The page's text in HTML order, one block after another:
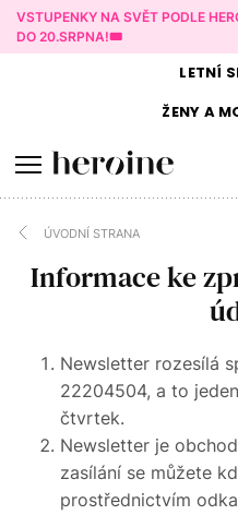
VSTUPENKY NA SVĚT PODLE
DO 20.SRPNA!🎟️
LETNÍ
ŽENY A
ÚVODNÍ STRANA
Informace ke
Newsletter rozesílá
22204504, a to
čtvrtek.
Newsletter je
zasílání se můžete
prostřednictvím